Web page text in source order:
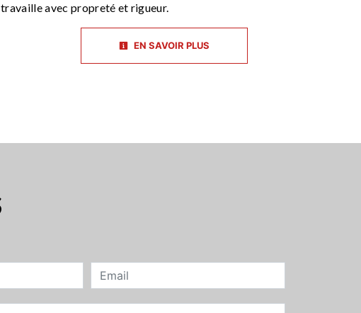
avec propreté et rigueur.
EN SAVOIR PLUS